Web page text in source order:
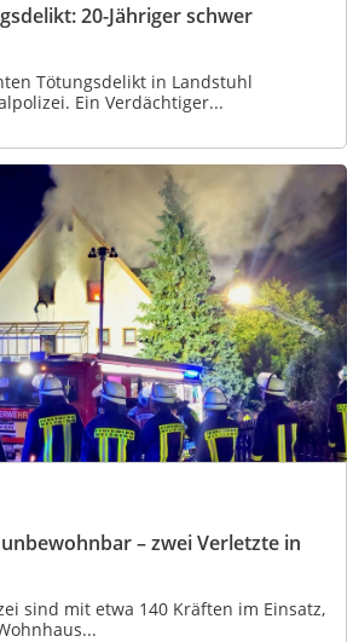
20-Jähriger schwer
Tötungsdelikt in Landstuhl
Ein Verdächtiger...
– zwei Verletzte in
sind mit etwa 140 Kräften im Einsatz,